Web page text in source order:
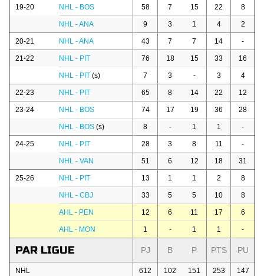
19-20 NHL - BOS 58 7 15 22 8
NHL - ANA 9 3 1 4 2
20-21 NHL - ANA 43 7 7 14 -
21-22 NHL - PIT 76 18 15 33 16
NHL - PIT (s) 7 3 - 3 4
22-23 NHL - PIT 65 8 14 22 12
23-24 NHL - BOS 74 17 19 36 28
NHL - BOS (s) 8 - 1 1 -
24-25 NHL - PIT 28 3 8 11 -
NHL - VAN 51 6 12 18 31
25-26 NHL - PIT 13 1 1 2 8
NHL - CBJ 33 5 5 10 8
AHL - PEN 12 6 11 17 6
AHL - MON 1 - 1 1 -
PAR LIGUE PJ B P PTS PU
NHL 612 102 151 253 147